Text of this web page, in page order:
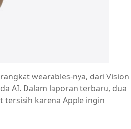
wearables-nya, dari Vision
AI. Dalam laporan terbaru, dua
tersisih karena Apple ingin